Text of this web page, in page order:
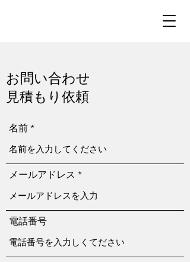
お問い合わせ
​見積もり依頼
名前
メールアドレス
電話番号